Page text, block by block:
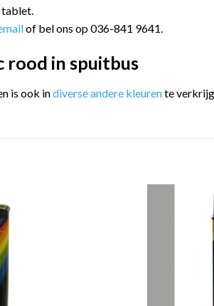
of bel ons op 036-841 9641.
in spuitbus
is ook indiverse andere kleurente